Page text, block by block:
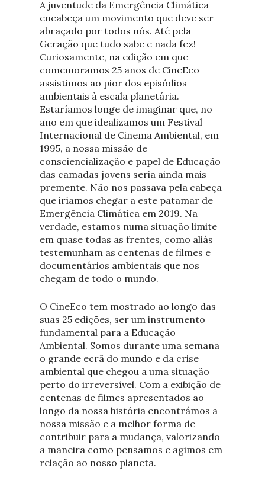
A juventude da Emergência Climática
encabeça um movimento que deve ser
abraçado por todos nós. Até pela
Geração que tudo sabe e nada fez!
Curiosamente, na edição em que
comemoramos 25 anos de CineEco
assistimos ao pior dos episódios
ambientais à escala planetária.
Estaríamos longe de imaginar que, no
ano em que idealizamos um Festival
Internacional de Cinema Ambiental, em
1995, a nossa missão de
consciencialização e papel de Educação
das camadas jovens seria ainda mais
premente. Não nos passava pela cabeça
que iríamos chegar a este patamar de
Emergência Climática em 2019. Na
verdade, estamos numa situação limite
em quase todas as frentes, como aliás
testemunham as centenas de filmes e
documentários ambientais que nos
chegam de todo o mundo.
O CineEco tem mostrado ao longo das
suas 25 edições, ser um instrumento
fundamental para a Educação
Ambiental. Somos durante uma semana
o grande ecrã do mundo e da crise
ambiental que chegou a uma situação
perto do irreversível. Com a exibição de
centenas de filmes apresentados ao
longo da nossa história encontrámos a
nossa missão e a melhor forma de
contribuir para a mudança, valorizando
a maneira como pensamos e agimos em
relação ao nosso planeta.